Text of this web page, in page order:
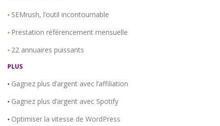
• SEMrush, l’outil incontournable
• Prestation référencement mensuelle
• 22 annuaires puissants
PLUS
• Gagnez plus d’argent avec l’affiliation
• Gagnez plus d’argent avec Spotify
• Optimiser la vitesse de WordPress